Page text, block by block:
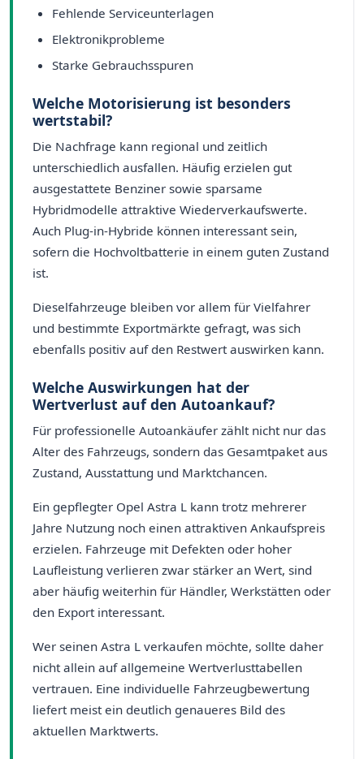
Fehlende Serviceunterlagen
Elektronikprobleme
Starke Gebrauchsspuren
Welche Motorisierung ist besonders
wertstabil?
Die Nachfrage kann regional und zeitlich
unterschiedlich ausfallen. Häufig erzielen gut
ausgestattete Benziner sowie sparsame
Hybridmodelle attraktive Wiederverkaufswerte.
Auch Plug-in-Hybride können interessant sein,
sofern die Hochvoltbatterie in einem guten Zustand
ist.
Dieselfahrzeuge bleiben vor allem für Vielfahrer
und bestimmte Exportmärkte gefragt, was sich
ebenfalls positiv auf den Restwert auswirken kann.
Welche Auswirkungen hat der
Wertverlust auf den Autoankauf?
Für professionelle Autoankäufer zählt nicht nur das
Alter des Fahrzeugs, sondern das Gesamtpaket aus
Zustand, Ausstattung und Marktchancen.
Ein gepflegter Opel Astra L kann trotz mehrerer
Jahre Nutzung noch einen attraktiven Ankaufspreis
erzielen. Fahrzeuge mit Defekten oder hoher
Laufleistung verlieren zwar stärker an Wert, sind
aber häufig weiterhin für Händler, Werkstätten oder
den Export interessant.
Wer seinen Astra L verkaufen möchte, sollte daher
nicht allein auf allgemeine Wertverlusttabellen
vertrauen. Eine individuelle Fahrzeugbewertung
liefert meist ein deutlich genaueres Bild des
aktuellen Marktwerts.